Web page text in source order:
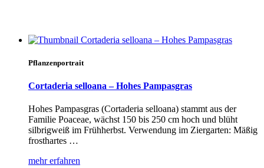
Pflanzenportrait
Cortaderia selloana – Hohes Pampasgras
Hohes Pampasgras (Cortaderia selloana) stammt aus der
Familie Poaceae, wächst 150 bis 250 cm hoch und blüht
silbrigweiß im Frühherbst. Verwendung im Ziergarten: Mäßig
frosthartes …
mehr erfahren